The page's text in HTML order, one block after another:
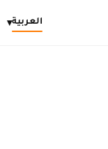
العربية▾